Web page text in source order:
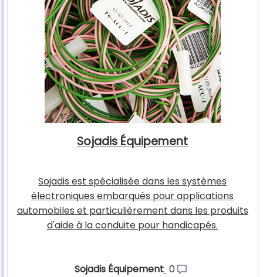
Sojadis Équipement
Sojadis est spécialisée dans les systèmes
électroniques embarqués pour applications
automobiles et particulièrement dans les produits
d'aide à la conduite pour handicapés.
Sojadis Équipement 0